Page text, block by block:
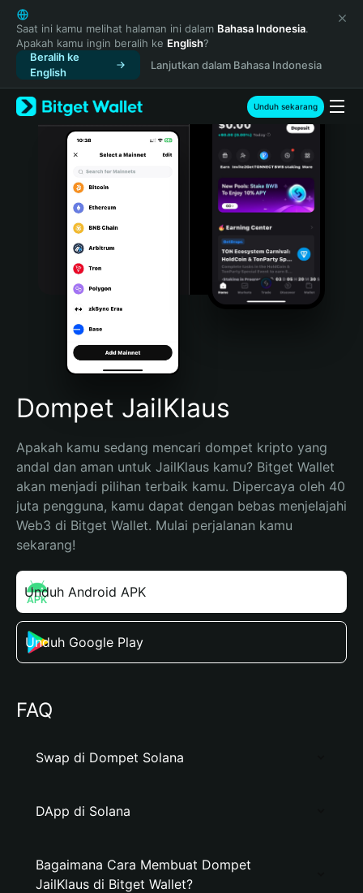
English
日本語
Tiếng Việt
Русский
Español (Latinoamérica)
Türkçe
Italiano
Português (Portugal)
Bahasa Indonesia
Português (Brasil)
Español (Argentina)
Saat ini kamu melihat halaman ini dalam Bahasa Indonesia.
Apakah kamu ingin beralih ke English?
Beralih ke
English
Lanjutkan dalam Bahasa Indonesia
Unduh sekarang
Dompet JailKlaus
Apakah kamu sedang mencari dompet kripto yang
andal dan aman untuk JailKlaus kamu? Bitget Wallet
akan menjadi pilihan terbaik kamu. Dipercaya oleh 40
juta pengguna, kamu dapat dengan bebas menjelajahi
Web3 di Bitget Wallet. Mulai perjalanan kamu
sekarang!
Unduh Android APK
Unduh Google Play
FAQ
Swap di Dompet Solana
DApp di Solana
Bagaimana Cara Membuat Dompet
JailKlaus di Bitget Wallet?